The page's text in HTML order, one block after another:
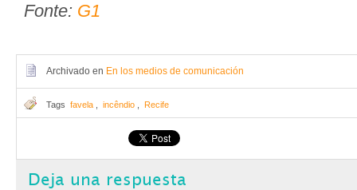
Fonte: G1
Archivado en En los medios de comunicación
Tags favela incêndio Recife
Deja una respuesta